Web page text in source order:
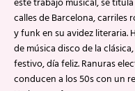
calles de Barcelona, carriles
y funk en su avidez literaria.
de música disco de la
festivo, día feliz. Ranuras
conducen a los 50s con un